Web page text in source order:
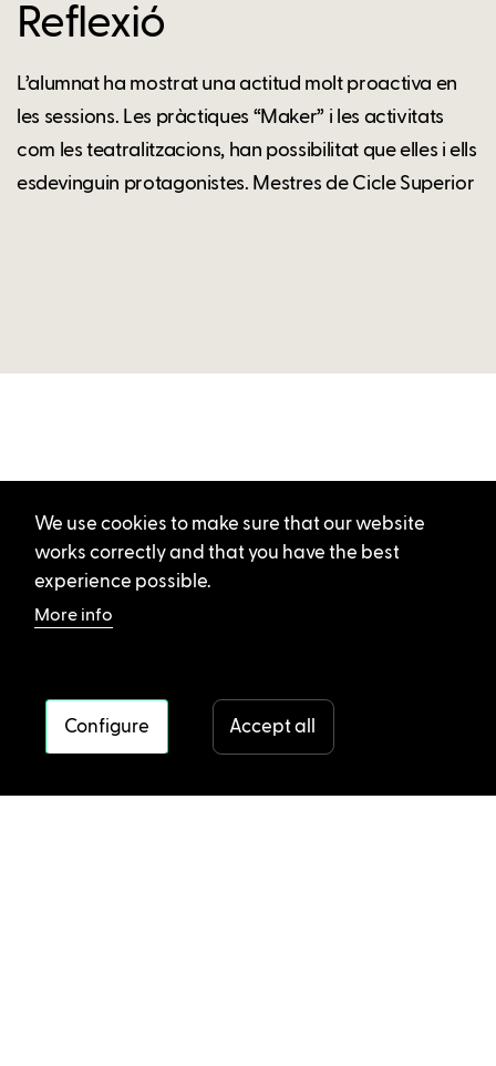
Reflexió
L’alumnat ha mostrat una actitud molt proactiva en
les sessions. Les pràctiques “Maker” i les activitats
com les teatralitzacions, han possibilitat que elles i ells
esdevinguin protagonistes. Mestres de Cicle Superior
We use cookies to make sure that our website
works correctly and that you have the best
experience possible.
More info
Configure Accept all